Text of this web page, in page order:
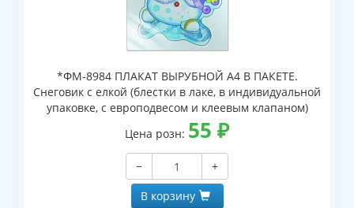
*ФМ-8984 ПЛАКАТ ВЫРУБНОЙ А4 В ПАКЕТЕ.
Снеговик с елкой (блестки в лаке, в индивидуальной
упаковке, с европодвесом и клеевым клапаном)
Цена розн: 55 ₽
−
+
В корзину